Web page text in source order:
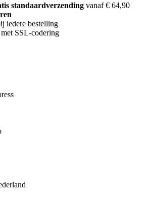
standaardverzending vanaf € 64,90
iedere bestelling
met SSL-codering